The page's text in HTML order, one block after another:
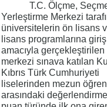
T.C. Ölçme,
Yerleştirme Merkezi
üniversitelerin ön lisans
lisans programlarına giriş
amacıyla gerçekleştirilen
merkezi sınava katılan
Kıbrıs Türk Cumhuriyeti
liselerinden mezun
arasındaki